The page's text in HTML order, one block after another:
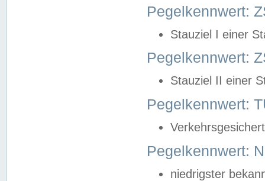
Pegelkennwert:
Stauziel I einer
Pegelkennwert:
Stauziel II einer
Pegelkennwert:
Pegelkennwert:
niedrigster